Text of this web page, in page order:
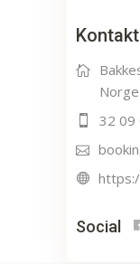
Norge
32 09
Social